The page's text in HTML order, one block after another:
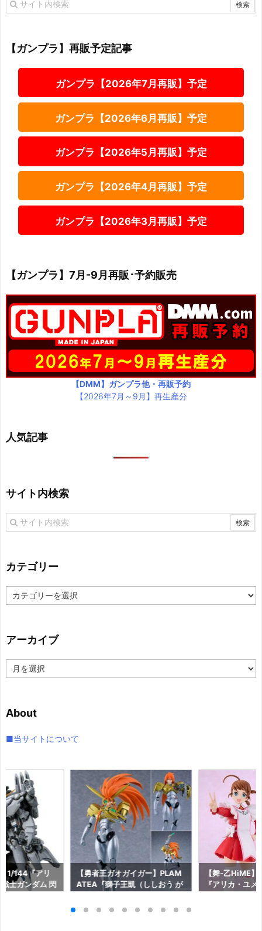
【ガンプラ】再販予定記事
ガンプラ【2026年7月再販】予定
ガンプラ【2026年6月再販】予定
ガンプラ【2026年5月再販】予定
ガンプラ【2026年4月再販】予定
ガンプラ【2026年3月再販】予定
【ガンプラ】7月-9月再販･予約販売
【DMM】ガンプラ他・再販予約
【2026年7月～9月】再生産分
人気記事
サイト内検索
カテゴリー
テ
ー
アーカイブ
ー
ブ
About
■当サイトについて
1/144『アリ
士ガンダム 閃
【勇者王ガオガイガー】PLAM
ATEA『獅子王凱（ししおう が
スマイルカンパニー】より202
【舞-乙HiME
『アリカ・ユ